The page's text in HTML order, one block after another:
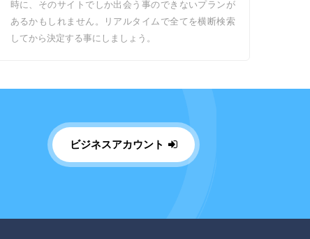
時に、そのサイトでしか出会う事のできないプランが
あるかもしれません。リアルタイムで全てを横断検索
してから決定する事にしましょう。
ビジネスアカウント